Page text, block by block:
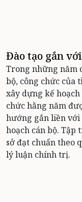
Đào tạo gắn
Trong những năm
bộ, công chức của
xây dựng kế
chức hằng năm
hướng gắn liền với
hoạch cán bộ. Tập
sở đạt chuẩn theo
lý luận chính trị.